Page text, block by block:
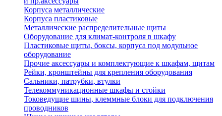
Корпуса металлические
Корпуса пластиковые
Металлические распределительные щиты
Оборудование для климат-контроля в шкафу
Пластиковые щиты, боксы, корпуса под модульное
оборудование
Прочие аксессуары и комплектующие к шкафам, щитам
Рейки, кронштейны для крепления оборудования
Сальники, патрубки, втулки
Телекоммуникационные шкафы и стойки
Токоведущие шины, клеммные блоки для подключения
проводников